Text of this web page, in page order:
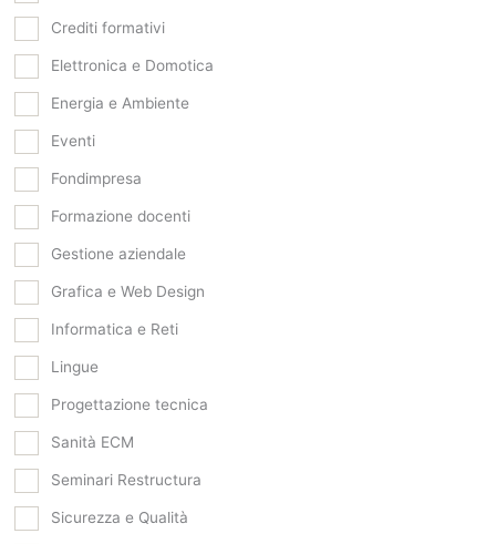
Crediti formativi
Elettronica e Domotica
Energia e Ambiente
Eventi
Fondimpresa
Formazione docenti
Gestione aziendale
Grafica e Web Design
Informatica e Reti
Lingue
Progettazione tecnica
Sanità ECM
Seminari Restructura
Sicurezza e Qualità